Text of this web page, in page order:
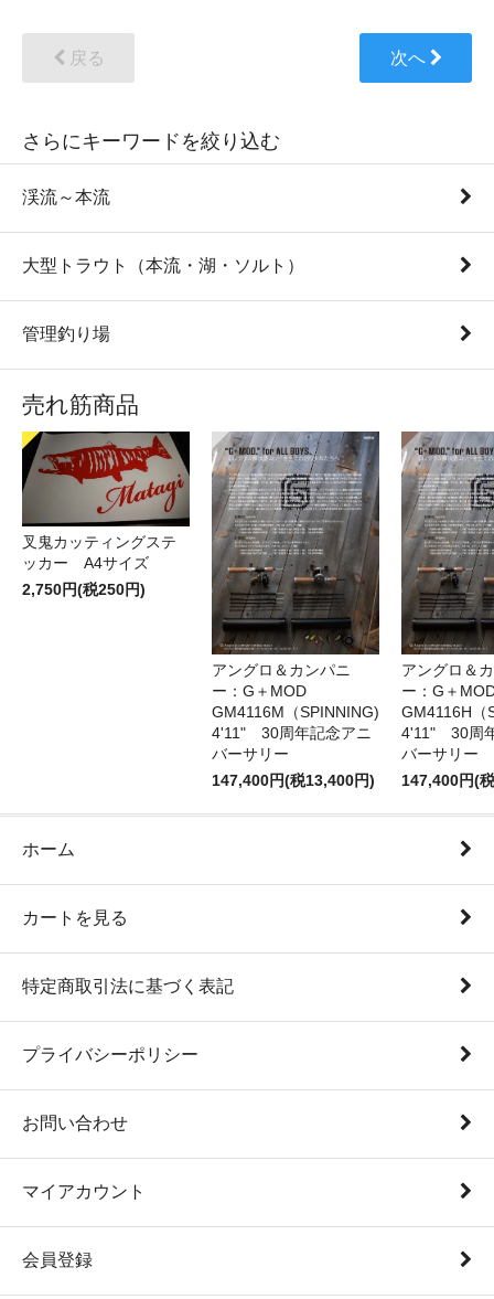
戻る 次へ
さらにキーワードを絞り込む
渓流～本流
大型トラウト（本流・湖・ソルト）
管理釣り場
売れ筋商品
叉鬼カッティングステ
ッカー A4サイズ
2,750円(税250円)
アングロ＆カンパニ
ー：G＋MOD
GM4116M（SPINNING)
4'11" 30周年記念アニ
バーサリー
147,400円(税13,400円)
アングロ＆
ー：G＋
GM4116H（
4'11" 30周
バーサリー
147,400円(
ホーム
カートを見る
特定商取引法に基づく表記
プライバシーポリシー
お問い合わせ
マイアカウント
会員登録